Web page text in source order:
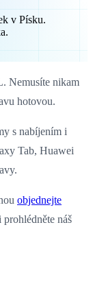
v Písku.
Nemusíte nikam
hotovou.
s nabíjením i
Tab, Huawei
objednejte
prohlédněte náš